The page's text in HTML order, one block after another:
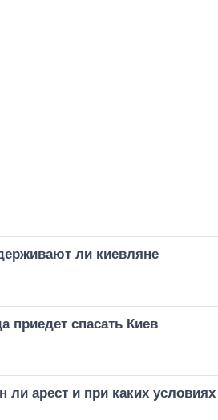
ли киевляне
приедет спасать Киев
арест и при каких условиях